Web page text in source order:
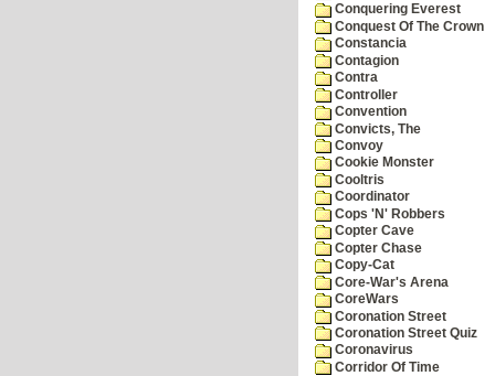
Conquering Everest
Conquest Of The Crown
Constancia
Contagion
Contra
Controller
Convention
Convicts, The
Convoy
Cookie Monster
Cooltris
Coordinator
Cops 'N' Robbers
Copter Cave
Copter Chase
Copy-Cat
Core-War's Arena
CoreWars
Coronation Street
Coronation Street Quiz
Coronavirus
Corridor Of Time